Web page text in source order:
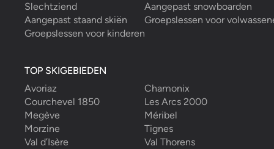
Slechtziend
Aangepast snowboarden
Aangepast staand skiën
Groepslessen voor
Groepslessen voor kinderen
TOP SKIGEBIEDEN
Avoriaz
Chamonix
Courchevel 1850
Les Arcs 2000
Megève
Méribel
Morzine
Tignes
Val d’Isère
Val Thorens